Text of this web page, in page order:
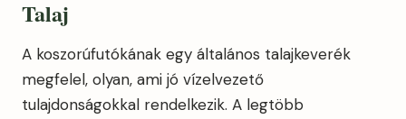
Talaj
A koszorúfutókának egy általános talajkeverék
megfelel, olyan, ami jó vízelvezető
tulajdonságokkal rendelkezik. A legtöbb